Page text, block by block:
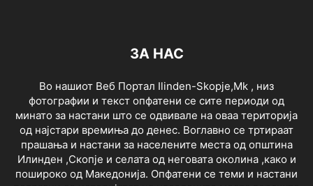
ЗА НАС
Во нашиот Веб Портал Ilinden-Skopje,Mk , низ
фотографии и текст опфатени се сите периоди од
минато за настани што се одвивале на оваа територија
од најстари времиња до денес. Воглавно се тртираат
прашања и настани за населените места од општина
Илинден ,Скопје и селата од неговата околина ,како и
пошироко од Македонија. Опфатени се теми и настани